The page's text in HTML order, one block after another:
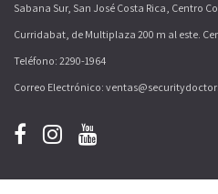
Sabana Sur, San José Costa Rica, Centro
Curridabat, de Multiplaza 200 m al este.
Teléfono: 2290-1964
Correo Electrónico: